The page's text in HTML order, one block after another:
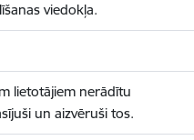
viedokļa.
lietotājiem nerādītu
un aizvēruši tos.